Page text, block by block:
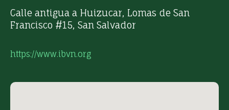
Calle antigua a Huizucar, Lomas de San
Francisco #15, San Salvador
https://www.ibvn.org